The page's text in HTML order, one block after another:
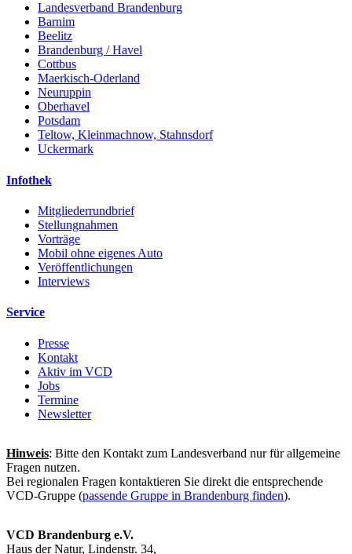
Landesverband Brandenburg
Barnim
Beelitz
Brandenburg / Havel
Cottbus
Maerkisch-Oderland
Neuruppin
Oberhavel
Potsdam
Teltow, Kleinmachnow, Stahnsdorf
Uckermark
Infothek
Mitgliederrundbrief
Stellungnahmen
Vorträge
Mobil ohne eigenes Auto
Veröffentlichungen
Interviews
Service
Presse
Kontakt
Aktiv im VCD
Jobs
Termine
Newsletter
Hinweis: Bitte den Kontakt zum Landesverband nur für allgemeine
Fragen nutzen.
Bei regionalen Fragen kontaktieren Sie direkt die entsprechende
VCD-Gruppe (passende Gruppe in Brandenburg finden).
VCD Brandenburg e.V.
Haus der Natur, Lindenstr. 34,